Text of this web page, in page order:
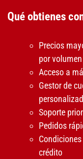
Qué obtienes
Precios
por volumen
Acceso a
Gestor de
Soporte
Pedidos
crédito